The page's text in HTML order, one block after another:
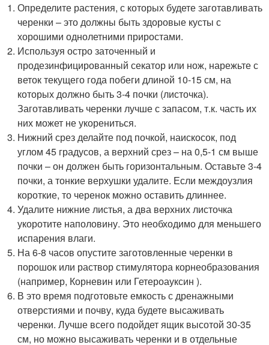
Определите растения, с которых будете заготавливать
черенки – это должны быть здоровые кусты с
хорошими однолетними приростами.
Используя остро заточенный и
продезинфицированный секатор или нож, нарежьте с
веток текущего года побеги длиной 10-15 см, на
которых должно быть 3-4 почки (листочка).
Заготавливать черенки лучше с запасом, т.к. часть их
них может не укорениться.
Нижний срез делайте под почкой, наискосок, под
углом 45 градусов, а верхний срез – на 0,5-1 см выше
почки – он должен быть горизонтальным. Оставьте 3-4
почки, а тонкие верхушки удалите. Если междоузлия
короткие, то черенок можно оставить длиннее.
Удалите нижние листья, а два верхних листочка
укоротите наполовину. Это необходимо для меньшего
испарения влаги.
На 6-8 часов опустите заготовленные черенки в
порошок или раствор стимулятора корнеобразования
(например, Корневин или Гетероауксин ).
В это время подготовьте емкость с дренажными
отверстиями и почву, куда будете высаживать
черенки. Лучше всего подойдет ящик высотой 30-35
см, но можно высаживать черенки и в отдельные